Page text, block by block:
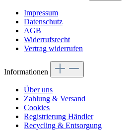
Impressum
Datenschutz
AGB
Widerrufsrecht
Vertrag widerrufen
Informationen
Über uns
Zahlung & Versand
Cookies
Registrierung Händler
Recycling & Entsorgung